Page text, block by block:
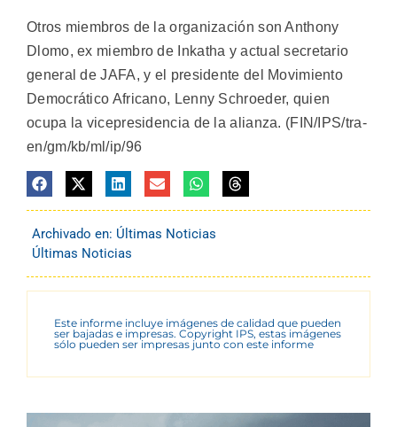
Otros miembros de la organización son Anthony
Dlomo, ex miembro de Inkatha y actual secretario
general de JAFA, y el presidente del Movimiento
Democrático Africano, Lenny Schroeder, quien
ocupa la vicepresidencia de la alianza. (FIN/IPS/tra-
en/gm/kb/ml/ip/96
Archivado en: Últimas Noticias
Últimas Noticias
Este informe incluye imágenes de calidad que pueden
ser bajadas e impresas. Copyright IPS, estas imágenes
sólo pueden ser impresas junto con este informe